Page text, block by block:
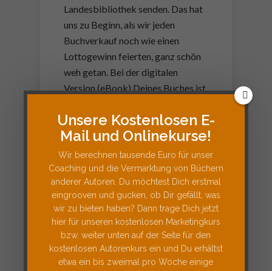
Landesbibliothek senden. Das hat
uns zu Beginn, als wir jeden
Buchverkauf noch wie einen
Lottogewinn feierten, ganz schön
weh getan. Bei der digitalen
Version (eBook) Deines Buches ist
solltest Du Dich hier bei Deiner
zuständigen Landesbibliothek
erkundigen. Eine Alternative gibt
es aber leider nicht. Also lieber
Vorsicht als Nachsicht walten
lassen. Wer muss sein Werk nun wo
einreichen?
Baden-Württemberg =>
Badische Landesbibliothek
(Karlsruhe) + Württembergische
Unsere Kostenlosen E-
Mail und Onlinekurse!
Wir berechnen tausende Euro für unser
Coaching und die Vermarktung von Büchern
anderer Autoren. Du möchtest Dich erstmal
eingrooven und gucken, ob Dir gefällt, was
wir zu bieten haben? Dann trage Dich jetzt
hier für unseren kostenlosen Marketingkurs
bzw. weiter unten auf der Seite für den
kostenlosen Autorenkurs ein und Du erhältst
etwa ein bis zweimal pro Woche einige